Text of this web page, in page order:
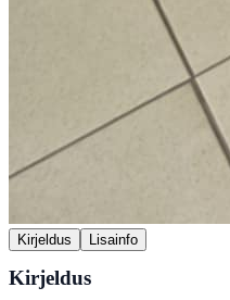
Kirjeldus Lisainfo
Kirjeldus